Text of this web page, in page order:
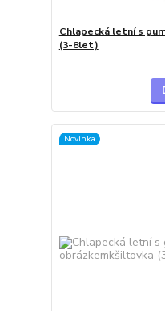
Chlapecká letní s
(3-8let)
Novinka